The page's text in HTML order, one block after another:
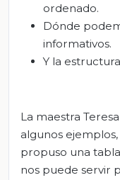
ordenado.
Dónde
informativos.
Y la
La maestra
algunos
propuso una
nos puede servir